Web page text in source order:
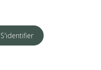
S'identifier